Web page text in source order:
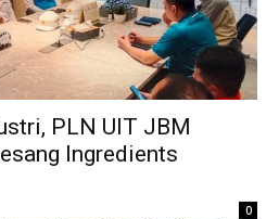
PLN UIT JBM
Ingredients
0